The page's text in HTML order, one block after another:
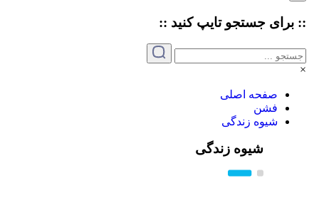
:: برای جستجو تایپکنید ::
×
صفحه اصلی
فشن
شیوه زندگی
شیوه زندگی